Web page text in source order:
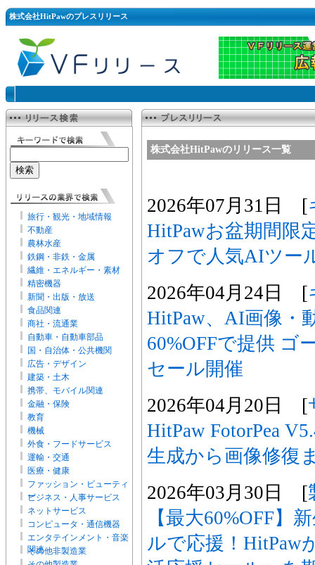
株式会社HitPawのプレスリリース
旅行・観光・地域情報
不動産
農林水産
鉄鋼・非鉄・金属
繊維・エネルギー・素材
精密機器
新聞・出版・放送
食品関連
商社・流通業
自動車・自動車部品
国・自治体・公共機関
広告・デザイン
建築・土木
携帯、モバイル関連
金融・保険
教育
機械
外食・フードサービス
運輸・交通
医療・健康
ファッション・ビューティ
ー
ビジネス・人事サービス
ネットサービス
コンピュータ・通信機器
エンタテインメント・音楽
関連
その他非製造業
株式会社HitPawのリリース一覧
2026年07月31日 [
HitPawお盆期間限
オフで人気AIツー
2026年04月24日 [
HitPaw、AI画像・
60%OFFで提供 ゴ
セール開催
2026年04月20日 [
HitPaw FotorPea
生成から画像修復
2026年03月30日 [
【最大60%OFF】
ルで応援！HitPaw